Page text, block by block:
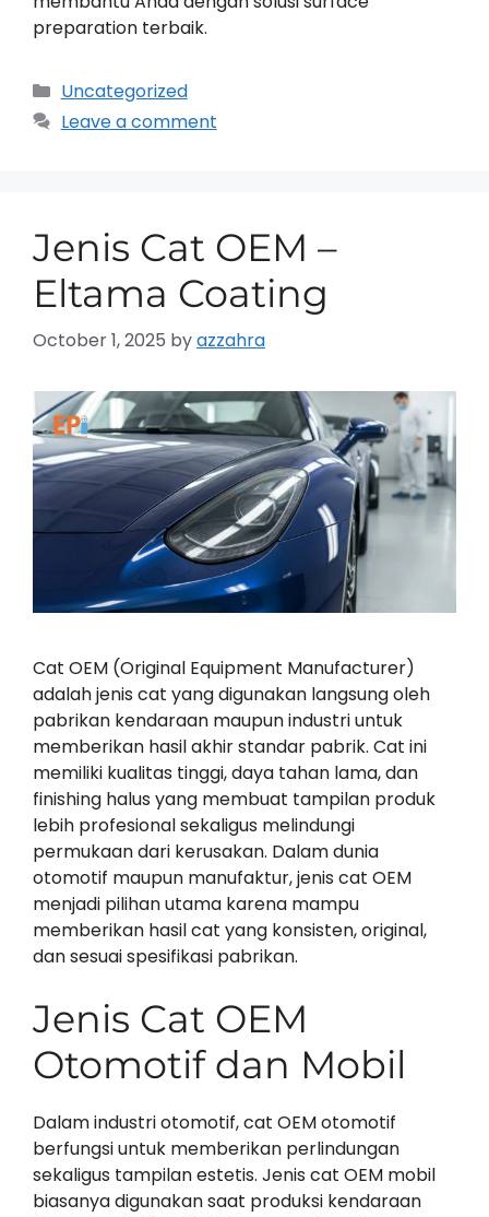
preparation terbaik.
Uncategorized
Leave a comment
Jenis Cat OEM –
Eltama Coating
October 1, 2025 byazzahra
Cat OEM (Original Equipment Manufacturer)
adalah jenis cat yang digunakan langsung oleh
pabrikan kendaraan maupun industri untuk
memberikan hasil akhir standar pabrik. Cat ini
memiliki kualitas tinggi, daya tahan lama, dan
finishing halus yang membuat tampilan produk
lebih profesional sekaligus melindungi
permukaan dari kerusakan. Dalam dunia
otomotif maupun manufaktur, jenis cat OEM
menjadi pilihan utama karena mampu
memberikan hasil cat yang konsisten, original,
dan sesuai spesifikasi pabrikan.
Jenis Cat OEM
Otomotif dan Mobil
Dalam industri otomotif, cat OEM otomotif
berfungsi untuk memberikan perlindungan
sekaligus tampilan estetis. Jenis cat OEM mobil
biasanya digunakan saat produksi kendaraan